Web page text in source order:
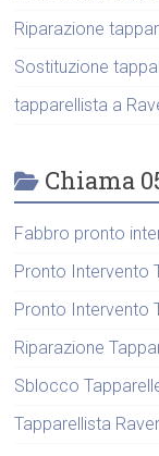
Riparazione
Sostituzione
tapparellista a
Chiama
Fabbro pronto
Pronto Intervento
Pronto Intervento
Riparazione
Sblocco
Tapparellista